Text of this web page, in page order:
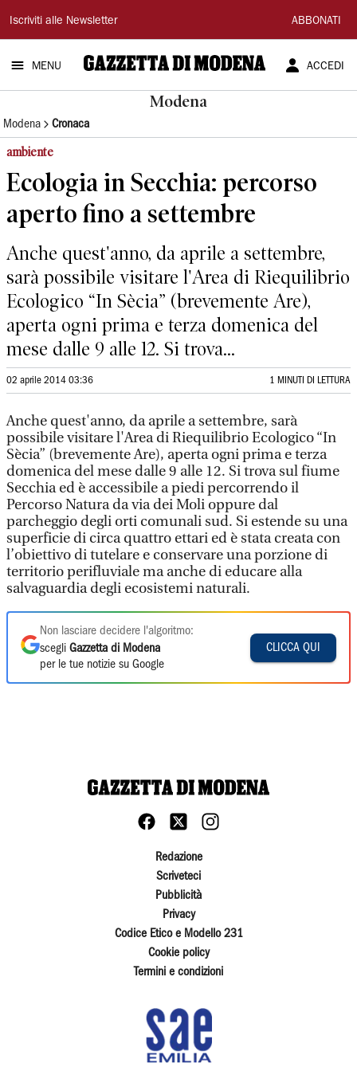
Gazzetta
di
Modena
Iscriviti alle Newsletter ABBONATI
MENU ACCEDI
Modena
Modena Cronaca
ambiente
Ecologia in Secchia: percorso
aperto fino a settembre
Anche quest'anno, da aprile a settembre,
sarà possibile visitare l'Area di Riequilibrio
Ecologico “In Sècia” (brevemente Are),
aperta ogni prima e terza domenica del
mese dalle 9 alle 12. Si trova...
02 aprile 2014 03:36 1 MINUTI DI LETTURA
Anche quest'anno, da aprile a settembre, sarà
possibile visitare l'Area di Riequilibrio Ecologico “In
Sècia” (brevemente Are), aperta ogni prima e terza
domenica del mese dalle 9 alle 12. Si trova sul fiume
Secchia ed è accessibile a piedi percorrendo il
Percorso Natura da via dei Moli oppure dal
parcheggio degli orti comunali sud. Si estende su una
superficie di circa quattro ettari ed è stata creata con
l’obiettivo di tutelare e conservare una porzione di
territorio perifluviale ma anche di educare alla
salvaguardia degli ecosistemi naturali.
Non lasciare decidere l'algoritmo:
scegli Gazzetta di Modena
per le tue notizie su Google
CLICCA QUI
Redazione
Scriveteci
Pubblicità
Privacy
Codice Etico e Modello 231
Cookie policy
Termini e condizioni